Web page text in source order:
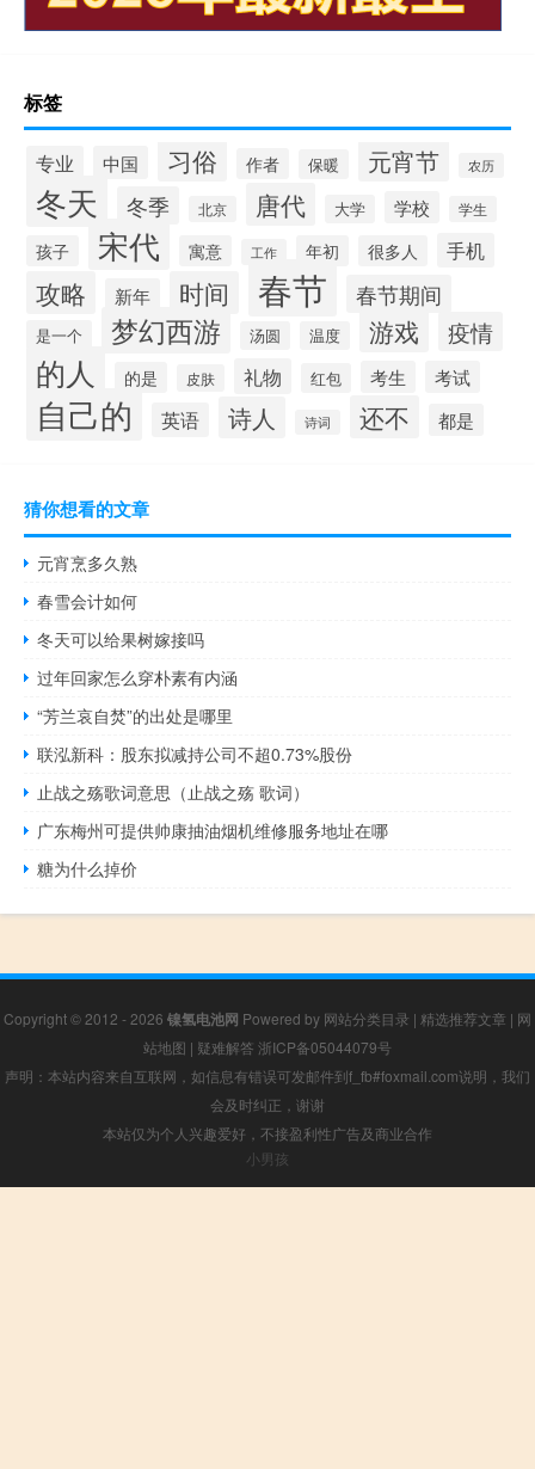
标签
专业 中国 习俗 作者 保暖 元宵节 农历
冬天 冬季 北京 唐代 大学 学校 学生
孩子 宋代 寓意 工作 年初 很多人 手机
攻略 新年 时间 春节 春节期间
是一个 梦幻西游 汤圆 温度 游戏 疫情
的人 的是 皮肤 礼物 红包 考生 考试
自己的 英语 诗人 诗词 还不 都是
猜你想看的文章
元宵烹多久熟
春雪会计如何
冬天可以给果树嫁接吗
过年回家怎么穿朴素有内涵
“芳兰哀自焚”的出处是哪里
联泓新科：股东拟减持公司不超0.73%股份
止战之殇歌词意思（止战之殇 歌词）
广东梅州可提供帅康抽油烟机维修服务地址在哪
糖为什么掉价
Copyright © 2012 - 2026 镍氢电池网 Powered by 网站分类目录 | 精选推荐文章 | 网
站地图 | 疑难解答 浙ICP备05044079号
声明：本站内容来自互联网，如信息有错误可发邮件到f_fb#foxmail.com说明，我们
会及时纠正，谢谢
本站仅为个人兴趣爱好，不接盈利性广告及商业合作
小男孩